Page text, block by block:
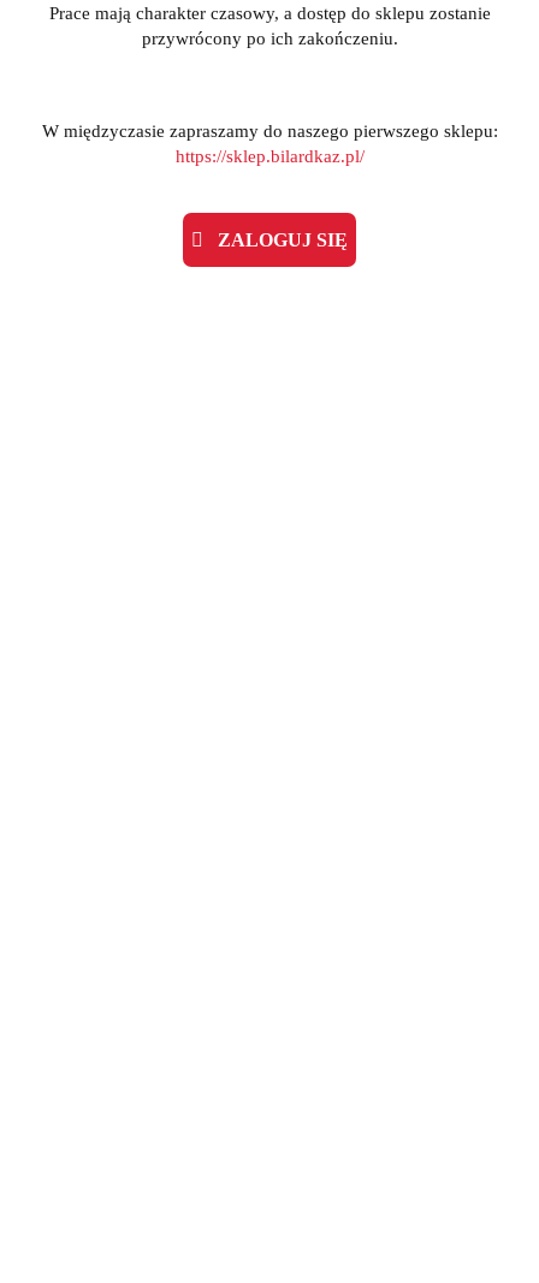
Prace mają charakter czasowy, a dostęp do sklepu zostanie
przywrócony po ich zakończeniu.
W międzyczasie zapraszamy do naszego pierwszego sklepu:
https://sklep.bilardkaz.pl/
ZALOGUJ SIĘ